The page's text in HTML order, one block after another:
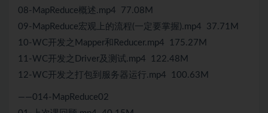
08-MapReduce概述.mp4 77.08M
09-MapReduce宏观上的流程(一定要掌握).mp4 37.71M
10-WC开发之Mapper和Reducer.mp4 175.27M
11-WC开发之Driver及测试.mp4 122.48M
12-WC开发之打包到服务器运行.mp4 100.63M
——014-MapReduce02